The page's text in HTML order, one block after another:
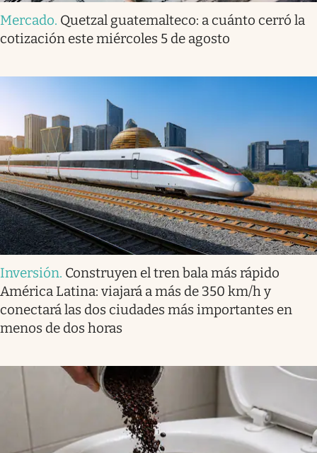
Mercado. Quetzal guatemalteco: a cuánto cerró la
cotización este miércoles 5 de agosto
Inversión. Construyen el tren bala más rápido
América Latina: viajará a más de 350 km/h y
conectará las dos ciudades más importantes en
menos de dos horas